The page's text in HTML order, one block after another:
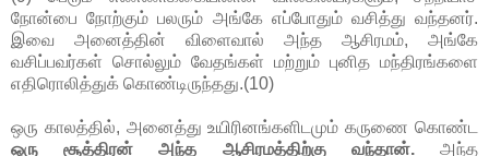
நோன்பை நோற்கும் பலரும் அங்கே எப்போதும் வசித்து வந்தனர்.
இவை அனைத்தின் விளைவால் அந்த ஆசிரமம், அங்கே
வசிப்பவர்கள் சொல்லும் வேதங்கள் மற்றும் புனித மந்திரங்களை
எதிரொலித்துக் கொண்டிருந்தது.(10)
ஒரு காலத்தில், அனைத்து உயிரினங்களிடமும் கருணை கொண்ட
ஒரு சூத்திரன் அந்த ஆசிரமத்திற்கு வந்தான்.அந்த